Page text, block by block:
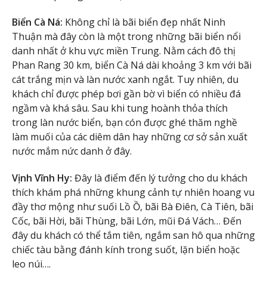
Biển Cà Ná: Không chỉ là bãi biển đẹp nhất Ninh
Thuận mà đây còn là một trong những bãi biển nổi
danh nhất ở khu vực miền Trung. Nằm cách đô thị
Phan Rang 30 km, biển Cà Ná dài khoảng 3 km với bãi
cát trắng mịn và làn nước xanh ngắt. Tuy nhiên, du
khách chỉ được phép bơi gần bờ vì biển có nhiều đá
ngầm và khá sâu. Sau khi tung hoành thỏa thích
trong làn nước biển, bạn cón được ghé thăm nghề
làm muối của các diêm dân hay những cơ sở sản xuất
nước mắm nức danh ở đây.
Vịnh Vĩnh Hy: Đây là điểm đến lý tưởng cho du khách
thích khám phá những khung cảnh tự nhiên hoang vu
đầy thơ mộng như suối Lồ Ồ, bãi Bà Điên, Cà Tiên, bãi
Cốc, bãi Hời, bãi Thùng, bãi Lớn, mũi Đá Vách… Đến
đây du khách có thể tắm tiên, ngắm san hô qua những
chiếc tàu bằng đánh kính trong suốt, lặn biển hoặc
leo núi….